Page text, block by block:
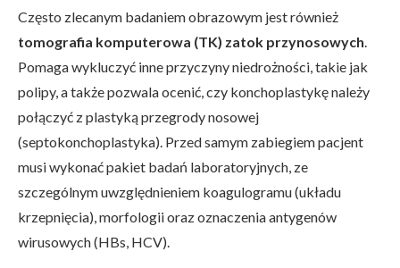
Często zlecanym badaniem obrazowym jest również
tomografia komputerowa (TK) zatok przynosowych.
Pomaga wykluczyć inne przyczyny niedrożności, takie jak
polipy, a także pozwala ocenić, czy konchoplastykę należy
połączyć z plastyką przegrody nosowej
(septokonchoplastyka). Przed samym zabiegiem pacjent
musi wykonać pakiet badań laboratoryjnych, ze
szczególnym uwzględnieniem koagulogramu (układu
krzepnięcia), morfologii oraz oznaczenia antygenów
wirusowych (HBs, HCV).